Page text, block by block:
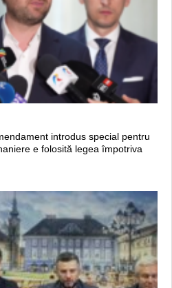
introdus special pentru
e folosită legea împotriva